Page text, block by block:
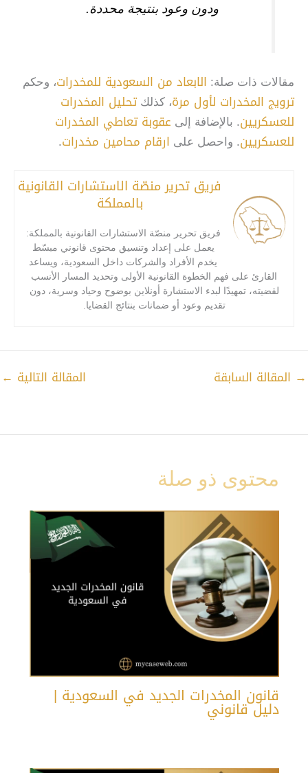
ودون وعود بنتيجة محددة.
مقالات ذات صلة: الابعاد من السعودية للمخدرات، وحكم
ترويج المخدرات لأول مرة، كذلك تحليل المخدرات
للعسكريين. بالإضافة إلى عقوبة تعاطي المخدرات
للعسكريين. واحصل على ارقام محامين مخدرات.
فريق تحرير منصّة الاستشارات القانونية
بالمملكة
فريق تحرير منصّة الاستشارات القانونية بالمملكة:
يعمل على إعداد وتنسيق محتوى قانوني مبسّط
يخدم الأفراد والشركات داخل السعودية، ويساعد
القارئ على فهم الخطوة القانونية الأولى وتحديد المسار الأنسب
لقضيته، تمهيدًا لبدء الاستشارة أونلاين بوضوح وحياد وسرية، دون
تقديم وعود أو ضمانات بنتائج القضايا.
→ المقالة السابقة المقالة التالية ←
محتوى ذو صلة
قانون المخدرات الجديد في السعودية |
دليل قانوني